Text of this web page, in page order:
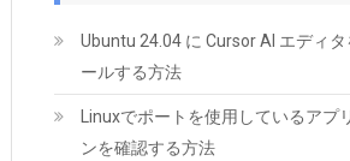
Ubuntu 24.04 に Cursor AI エディタ
ールする方法
Linuxでポートを使用しているアプ
ンを確認する方法